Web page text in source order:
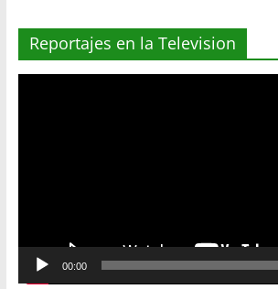
Reportajes en la Television
00:00